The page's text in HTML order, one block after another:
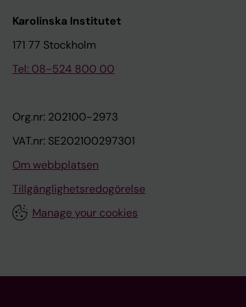
Karolinska Institutet
171 77 Stockholm
Tel: 08-524 800 00
Org.nr: 202100-2973
VAT.nr: SE202100297301
Om webbplatsen
Tillgänglighetsredogörelse
Manage your cookies